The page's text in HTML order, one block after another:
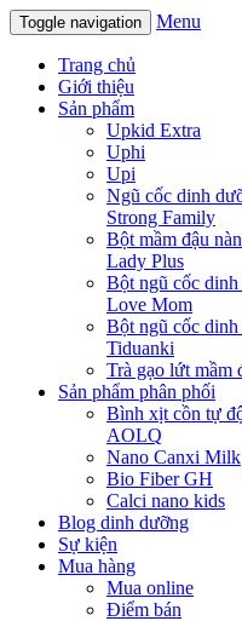
Toggle navigation Menu
Trang chủ
Giới thiệu
Sản phẩm
Upkid Extra
Uphi
Upi
Ngũ cốc dinh
Strong Family
Bột mầm đậu
Lady Plus
Bột ngũ cốc
Love Mom
Bột ngũ cốc
Tiduanki
Trà gạo lứt mầm
Sản phẩm phân phối
Bình xịt cồn tự
AOLQ
Nano Canxi Milk
Bio Fiber GH
Calci nano kids
Blog dinh dưỡng
Sự kiện
Mua hàng
Mua online
Điểm bán